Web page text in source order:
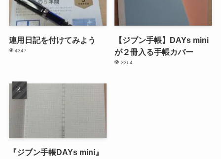
連用日記を付けてみよう
4347
【ジブン手帳】DAYs mini
が２冊入る手帳カバー
3364
『ジブン手帳DAYs mini』